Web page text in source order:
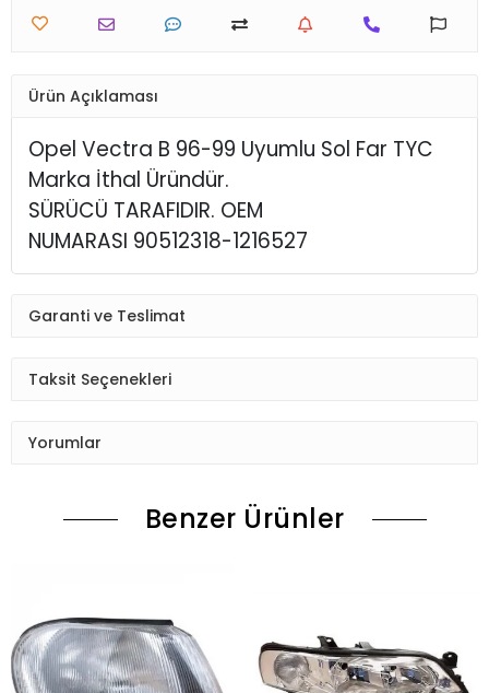
Ürün Açıklaması
Opel Vectra B 96-99 Uyumlu Sol Far TYC
Marka İthal Üründür.
SÜRÜCÜ TARAFIDIR. OEM
NUMARASI 90512318-1216527
Garanti ve Teslimat
Taksit Seçenekleri
Yorumlar
Benzer Ürünler